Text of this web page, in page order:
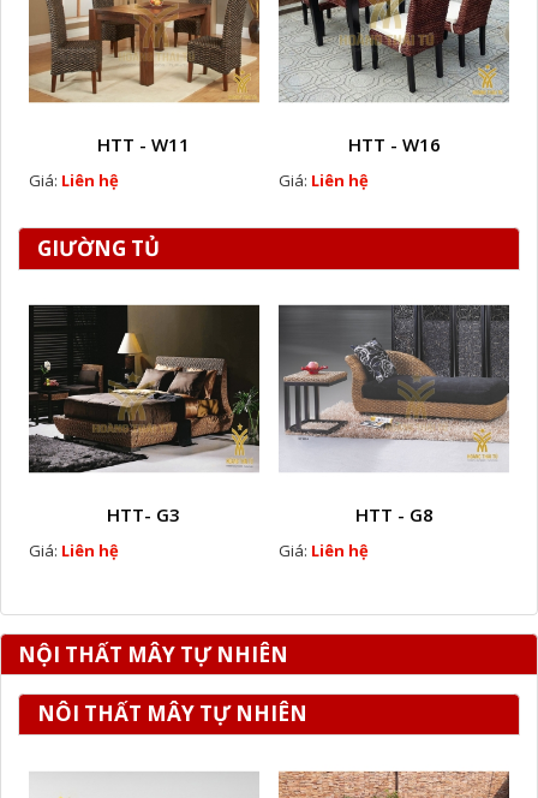
HTT - W11
Giá: Liên hệ
HTT - W16
Giá: Liên hệ
GIƯỜNG TỦ
HTT- G3
Giá: Liên hệ
HTT - G8
Giá: Liên hệ
NỘI THẤT MÂY TỰ NHIÊN
NÔI THẤT MÂY TỰ NHIÊN